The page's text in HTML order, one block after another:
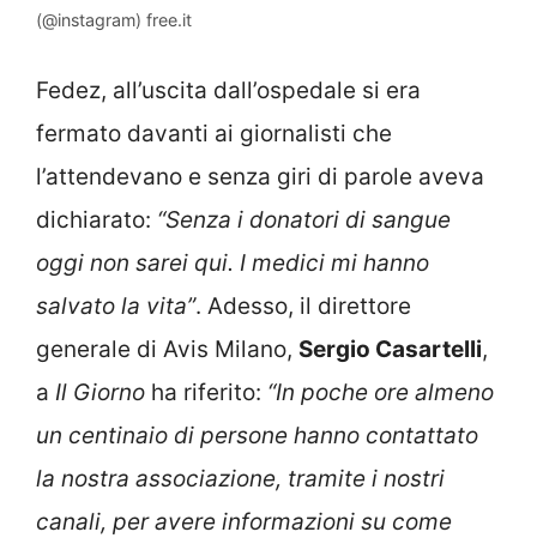
(@instagram) free.it
Fedez, all’uscita dall’ospedale si era
fermato davanti ai giornalisti che
l’attendevano e senza giri di parole aveva
dichiarato: “Senza i donatori di sangue
oggi non sarei qui. I medici mi hanno
salvato la vita”. Adesso, il direttore
generale di Avis Milano, Sergio Casartelli,
a Il Giorno ha riferito: “In poche ore almeno
un centinaio di persone hanno contattato
la nostra associazione, tramite i nostri
canali, per avere informazioni su come